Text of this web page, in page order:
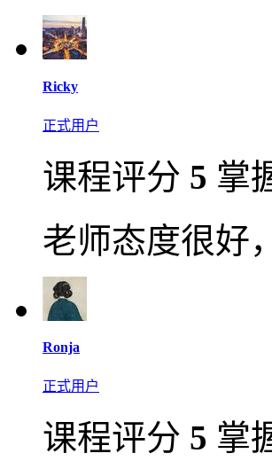
Ricky
正式用户
课程评分 5 掌
老师态度很好
Ronja
正式用户
课程评分 5 掌